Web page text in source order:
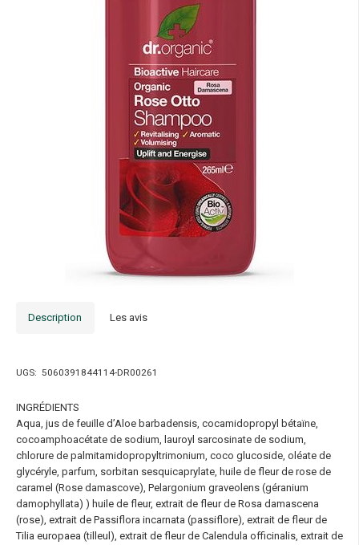
Description Les avis
UGS: 5060391844114-DR00261
INGRÉDIENTS
Aqua, jus de feuille d’Aloe barbadensis, cocamidopropyl bétaïne,
cocoamphoacétate de sodium, lauroyl sarcosinate de sodium,
chlorure de palmitamidopropyltrimonium, coco glucoside, oléate de
glycéryle, parfum, sorbitan sesquicaprylate, huile de fleur de rose de
caramel (Rose damascove), Pelargonium graveolens (géranium
damophyllata) ) huile de fleur, extrait de fleur de Rosa damascena
(rose), extrait de Passiflora incarnata (passiflore), extrait de fleur de
Tilia europaea (tilleul), extrait de fleur de Calendula officinalis, extrait de